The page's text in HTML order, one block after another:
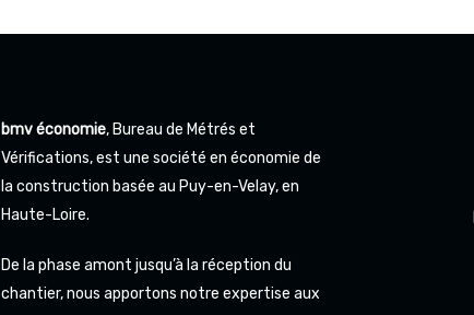
bmv économie, Bureau de Métrés et
Vérifications, est une société en économie de
la construction basée au Puy-en-Velay, en
Haute-Loire.
De la phase amont jusqu’à la réception du
chantier, nous apportons notre expertise aux